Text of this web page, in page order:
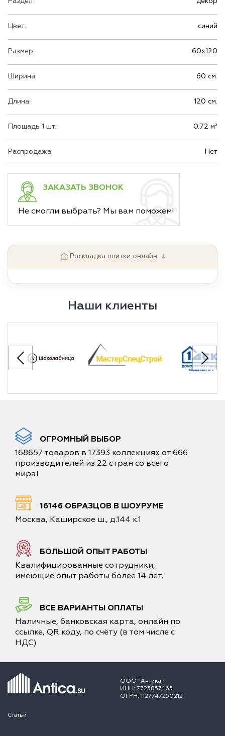
Цвет: синий
Размер: 60х120
Ширина: 60 см.
Длина: 120 см.
Площадь 1 шт.: 0.72 м²
Распродажа: Нет
ЗАКАЗАТЬ ЗВОНОК
Не смогли выбрать? Мы вам поможем!
Раскладка плитки онлайн ↓
Наши клиенты
ОГРОМНЫЙ ВЫБОР
168657 товаров в 17393 коллекциях от 666
производителей из 22 стран со всего
мира!
16146 ОБРАЗЦОВ В ШОУРУМЕ
Москва, Каширское ш., д.144 к.1
БОЛЬШОЙ ОПЫТ РАБОТЫ
Квалифицированные сотрудники,
имеющие опыт работы более 14 лет.
ВСЕ ВАРИАНТЫ ОПЛАТЫ
Наличные, банковская карта, онлайн по
ссылке, QR коду, по счёту (в том числе с
НДС)
ООО "Антика"
ИНН: 7723857463
ОГРН: 1127747250212
Статьи